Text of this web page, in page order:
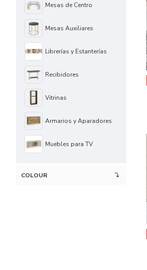
Mesas de Centro
Mesas Auxiliares
Librerías y Estanterías
Recibidores
Vitrinas
Armarios y Aparadores
Muebles para TV
COLOUR